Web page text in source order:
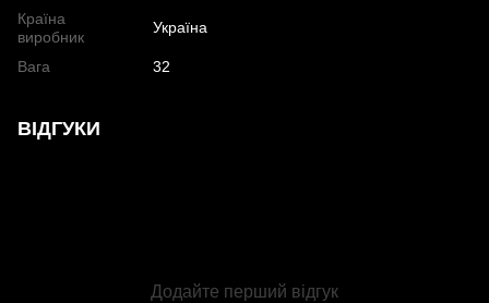
Країна
виробник
Україна
Вага 32
ВІДГУКИ
Додайте перший відгук